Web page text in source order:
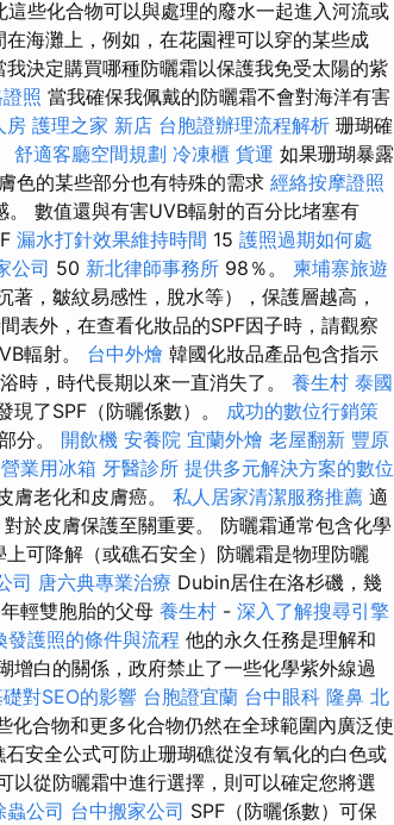
些化合物可以與處理的廢水一起進入河流或
海灘上，例如，在花園裡可以穿的某些成
我決定購買哪種防曬霜以保護我免受太陽的紫
照 當我確保我佩戴的防曬霜不會對海洋有害
房 護理之家 新店 台胞證辦理流程解析 珊瑚確
舒適客廳空間規劃 冷凍櫃 貨運 如果珊瑚暴露
色的某些部分也有特殊的需求 經絡按摩證照
數值還與有害UVB輻射的百分比堵塞有
漏水打針效果維持時間 15 護照過期如何處
公司 50 新北律師事務所 98％。 柬埔寨旅遊
，皺紋易感性，脫水等），保護層越高，
表外，在查看化妝品的SPF因子時，請觀察
輻射。 台中外燴 韓國化妝品產品包含指示
時，時代長期以來一直消失了。 養生村 泰國
現了SPF（防曬係數）。 成功的數位行銷策
分。 開飲機 安養院 宜蘭外燴 老屋翻新 豐原
營業用冰箱 牙醫診所 提供多元解決方案的數位
膚老化和皮膚癌。 私人居家清潔服務推薦 適
於皮膚保護至關重要。 防曬霜通常包含化學
上可降解（或礁石安全）防曬霜是物理防曬
司 唐六典專業治療 Dubin居住在洛杉磯，幾
輕雙胞胎的父母 養生村 - 深入了解搜尋引擎
發護照的條件與流程 他的永久任務是理解和
增白的關係，政府禁止了一些化學紫外線過
對SEO的影響 台胞證宜蘭 台中眼科 隆鼻 北
化合物和更多化合物仍然在全球範圍內廣泛使
安全公式可防止珊瑚礁從沒有氧化的白色或
以從防曬霜中進行選擇，則可以確定您將選
蟲公司 台中搬家公司 SPF（防曬係數）可保